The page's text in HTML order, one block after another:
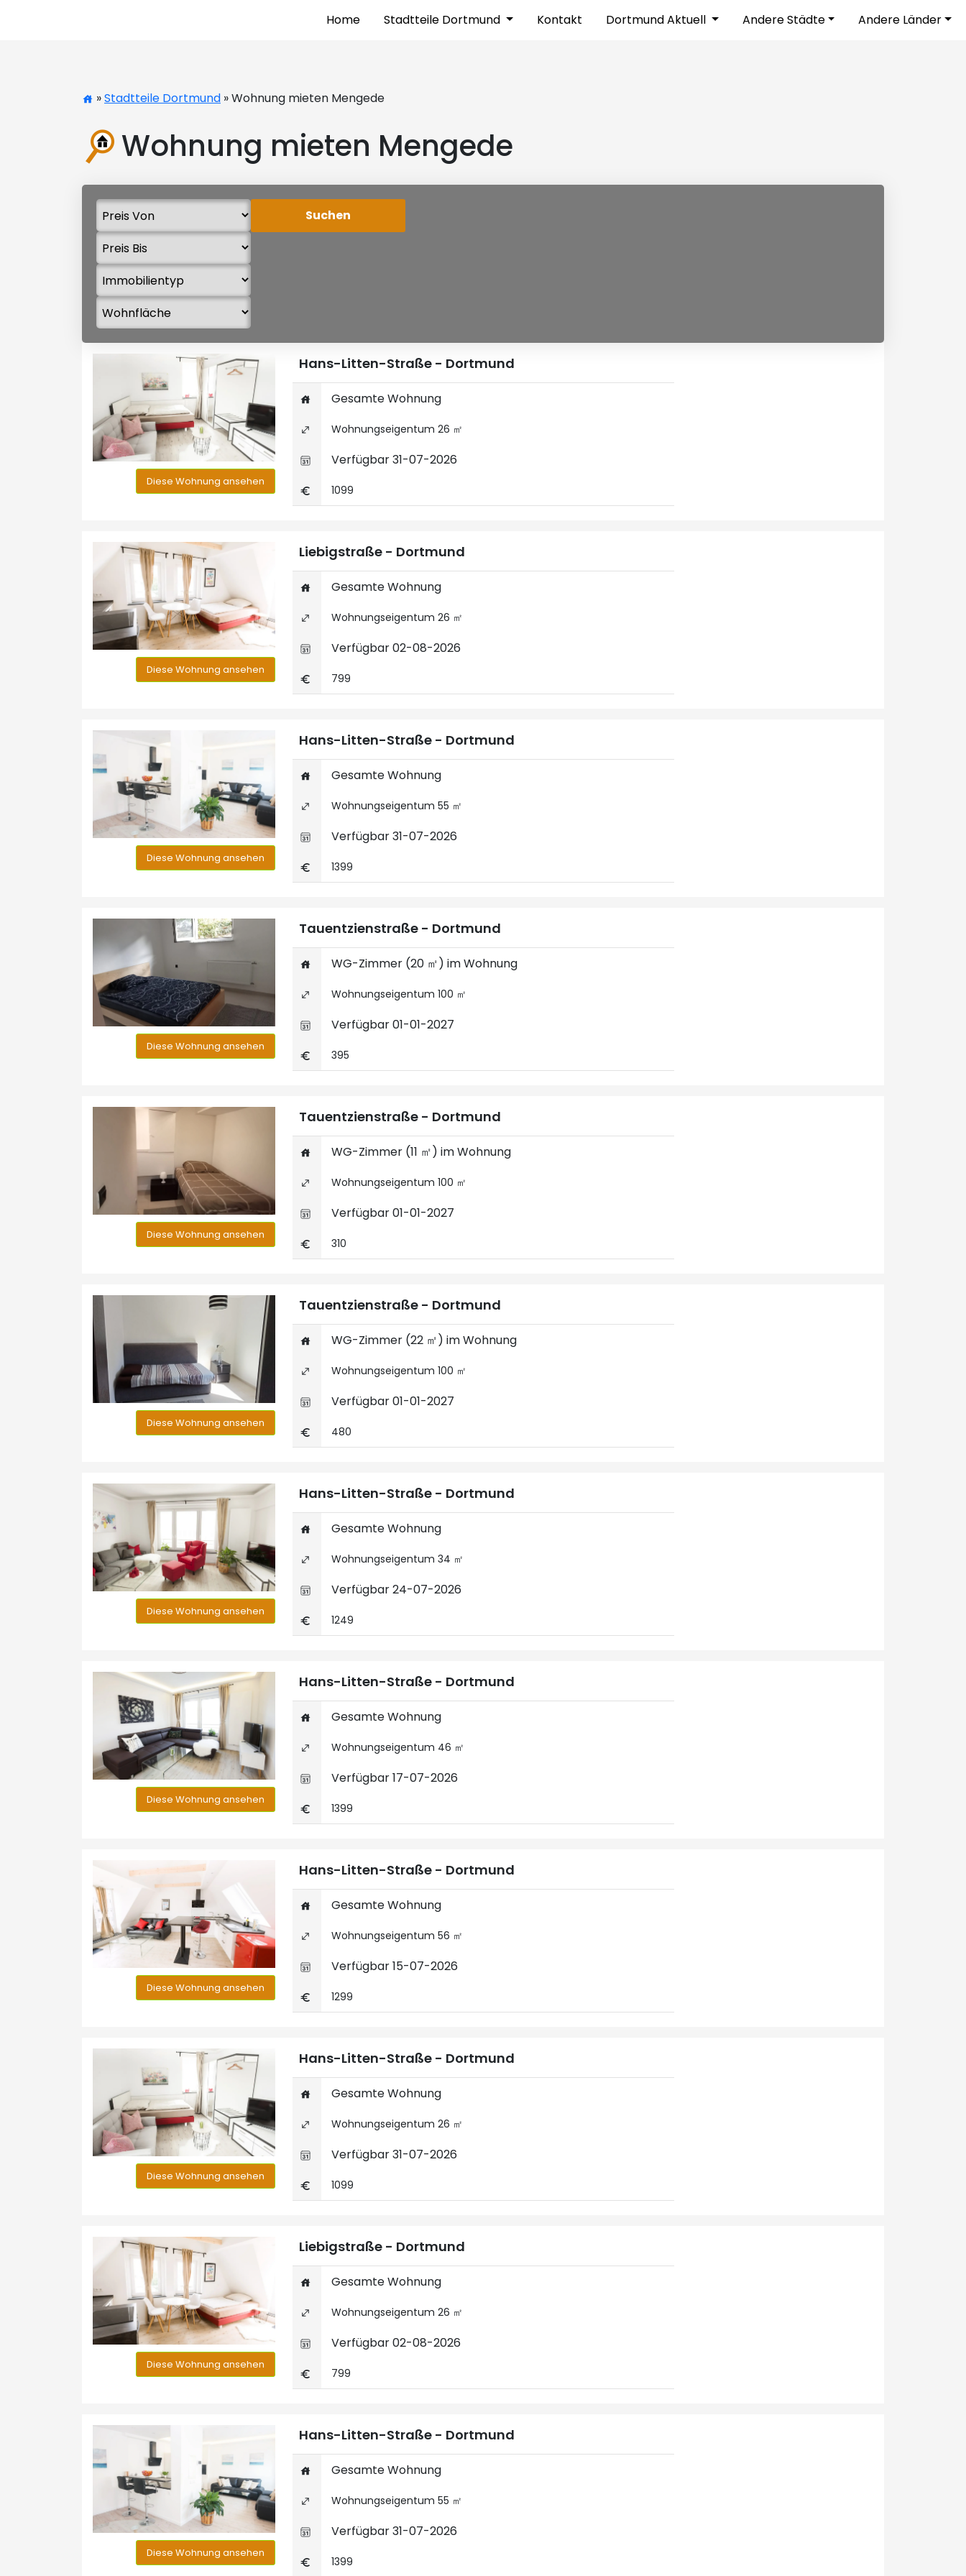
Home Stadtteile Dortmund Kontakt Dortmund Aktuell Andere Städte Andere Länder
»Stadtteile Dortmund » Wohnung mieten Mengede
Wohnung mieten Mengede
Diese Wohnung ansehen
Hans-Litten-Straße - Dortmund
Gesamte Wohnung
Wohnungseigentum 26 ㎡
Verfügbar 31-07-2026
1099
Diese Wohnung ansehen
Liebigstraße - Dortmund
Gesamte Wohnung
Wohnungseigentum 26 ㎡
Verfügbar 02-08-2026
799
Diese Wohnung ansehen
Hans-Litten-Straße - Dortmund
Gesamte Wohnung
Wohnungseigentum 55 ㎡
Verfügbar 31-07-2026
1399
Diese Wohnung ansehen
Tauentzienstraße - Dortmund
WG-Zimmer (20 ㎡) im Wohnung
Wohnungseigentum 100 ㎡
Verfügbar 01-01-2027
395
Diese Wohnung ansehen
Tauentzienstraße - Dortmund
WG-Zimmer (11 ㎡) im Wohnung
Wohnungseigentum 100 ㎡
Verfügbar 01-01-2027
310
Diese Wohnung ansehen
Tauentzienstraße - Dortmund
WG-Zimmer (22 ㎡) im Wohnung
Wohnungseigentum 100 ㎡
Verfügbar 01-01-2027
480
Diese Wohnung ansehen
Hans-Litten-Straße - Dortmund
Gesamte Wohnung
Wohnungseigentum 34 ㎡
Verfügbar 24-07-2026
1249
Diese Wohnung ansehen
Hans-Litten-Straße - Dortmund
Gesamte Wohnung
Wohnungseigentum 46 ㎡
Verfügbar 17-07-2026
1399
Diese Wohnung ansehen
Hans-Litten-Straße - Dortmund
Gesamte Wohnung
Wohnungseigentum 56 ㎡
Verfügbar 15-07-2026
1299
Diese Wohnung ansehen
Hans-Litten-Straße - Dortmund
Gesamte Wohnung
Wohnungseigentum 26 ㎡
Verfügbar 31-07-2026
1099
Diese Wohnung ansehen
Liebigstraße - Dortmund
Gesamte Wohnung
Wohnungseigentum 26 ㎡
Verfügbar 02-08-2026
799
Diese Wohnung ansehen
Hans-Litten-Straße - Dortmund
Gesamte Wohnung
Wohnungseigentum 55 ㎡
Verfügbar 31-07-2026
1399